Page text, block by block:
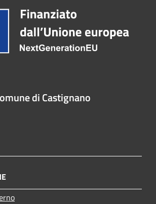
di Castignano